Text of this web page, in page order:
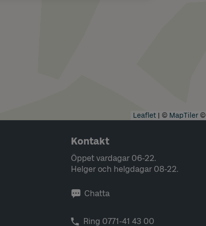
Leaflet | © MapTiler©
Kontakt
Öppet vardagar 06-22.
Helger och helgdagar 08-22.
Chatta
Ring 0771-41 43 00